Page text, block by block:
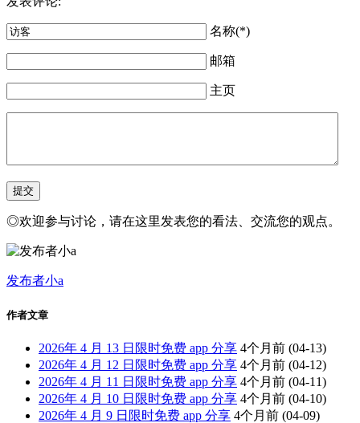
名称(*)
邮箱
主页
◎欢迎参与讨论，请在这里发表您的看法、交流您的观点。
发布者小a
作者文章
2026年 4 月 13 日限时免费 app 分享 4个月前 (04-13)
2026年 4 月 12 日限时免费 app 分享 4个月前 (04-12)
2026年 4 月 11 日限时免费 app 分享 4个月前 (04-11)
2026年 4 月 10 日限时免费 app 分享 4个月前 (04-10)
2026年 4 月 9 日限时免费 app 分享 4个月前 (04-09)